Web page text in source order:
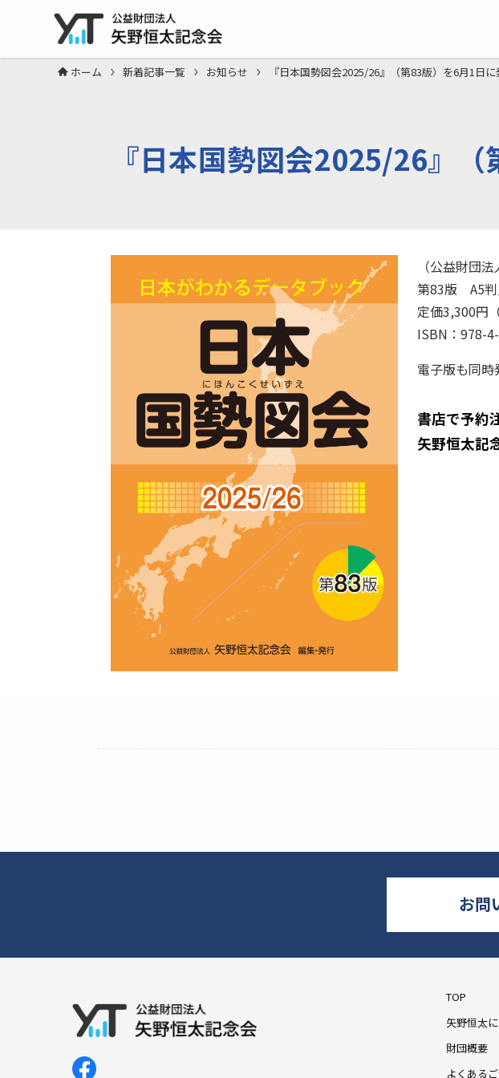
ホーム 新着記事一覧 お知らせ 『日本国勢図会2025/26』（第83版）を6月1日
『日本国勢図会2025/26』
（公益財団
第83版 A5判
定価3,300円
ISBN：978-
電子版も同時
書店で予約
矢野恒太記
お問
TOP
矢野恒太
財団概要
よくある